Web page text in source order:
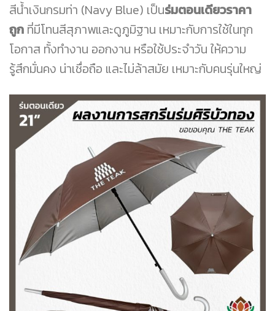
สีน้ำเงินกรมท่า (Navy Blue) เป็นร่มตอนเดียวราคา
ถูก ที่มีโทนสีสุภาพและดูภูมิฐาน เหมาะกับการใช้ในทุก
โอกาส ทั้งทำงาน ออกงาน หรือใช้ประจำวัน ให้ความ
รู้สึกมั่นคง น่าเชื่อถือ และไม่ล้าสมัย เหมาะกับคนรุ่นใหญ่